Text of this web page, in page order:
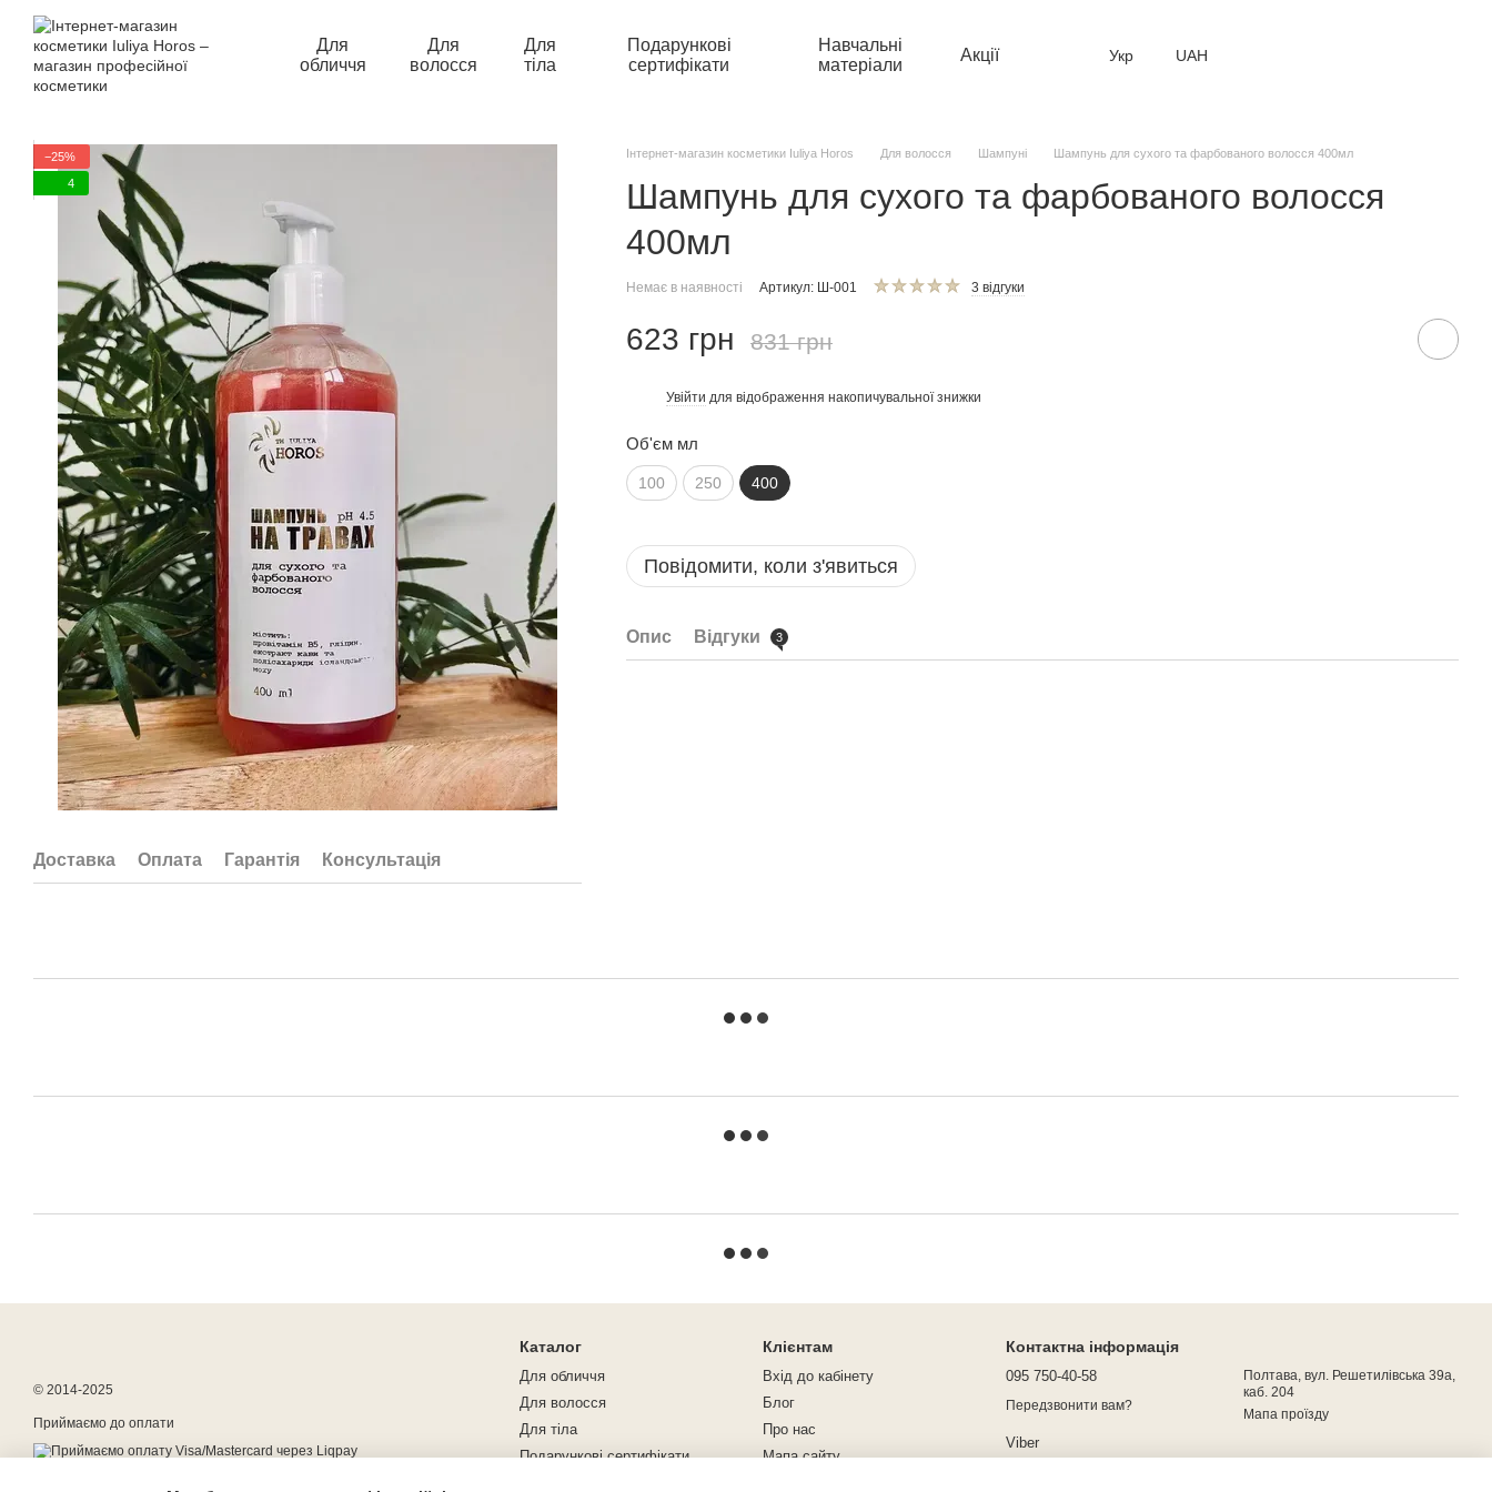
Перейти до основного контенту
Для
обличчя
Для
волосся
Для
тіла
Подарункові
сертифікати
Навчальні
матеріали
Акції Укр UAH
−25%
4
Доставка Оплата Гарантія Консультація
Інтернет-магазин косметики Iuliya Horos Для волосся Шампуні Шампунь для сухого та фарбованого волосся 400мл
Шампунь для сухого та фарбованого волосся
400мл
Немає в наявності Артикул: Ш-001 3 відгуки
623 грн 831 грн
Увійти для відображення накопичувальної знижки
Об'єм мл
100 250 400
Повідомити, коли з'явиться
Опис Відгуки 3
© 2014-2025
Приймаємо до оплати
Каталог
Для обличчя
Для волосся
Для тіла
Подарункові сертифікати
Клієнтам
Вхід до кабінету
Блог
Про нас
Мапа сайту
Контактна інформація
095 750-40-58
Передзвонити вам?
Viber
Полтава, вул. Решетилівська 39а,
каб. 204
Мапа проїзду